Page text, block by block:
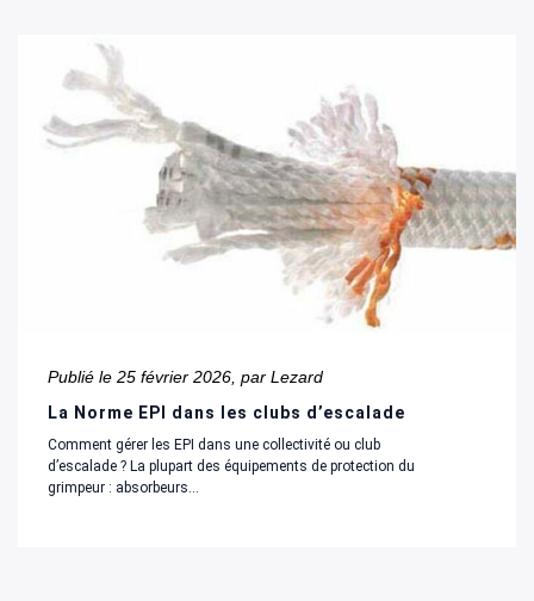
Publié le 25 février 2026 , par Lezard
La Norme EPI dans les clubs d’escalade
Comment gérer les EPI dans une collectivité ou club
d’escalade ? La plupart des équipements de protection du
grimpeur : absorbeurs...